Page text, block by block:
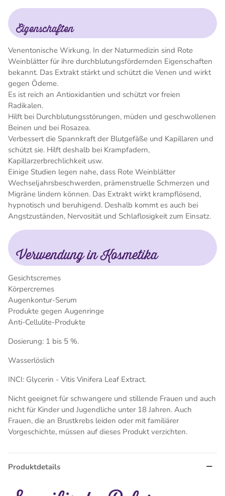
Eigenschaften
Venentonische Wirkung. In der Naturmedizin sind Rote
Weinblätter für ihre durchblutungsfördernden Eigenschaften
bekannt. Das Extrakt stärkt und schützt die Venen und wirkt
gegen Ödeme.
Es ist reich an Antioxidantien und schützt vor freien
Radikalen.
Hilft bei Durchblutungsstörungen, müden und geschwollenen
Beinen und bei Rosazea.
Verbessert die Spannkraft der Blutgefäße und Kapillaren und
schützt sie. Hilft deshalb bei Krampfadern,
Kapillarzerbrechlichkeit usw.
Einige Studien legen nahe, dass Rote Weinblätter
Wechseljahrsbeschwerden, prämenstruelle Schmerzen und
Migräne lindern können. Das Extrakt wirkt krampflösend,
hypnotisch und beruhigend. Deshalb kommt es auch bei
Angstzuständen, Nervosität und Schlaflosigkeit zum Einsatz.
Verwendung in Kosmetika
Gesichtscremes
Körpercremes
Augenkontur-Serum
Produkte gegen Augenringe
Anti-Cellulite-Produkte
Dosierung: 1 bis 5 %.
Wasserlöslich
INCI: Glycerin - Vitis Vinifera Leaf Extract.
Nicht geeignet für schwangere und stillende Frauen und auch
nicht für Kinder und Jugendliche unter 18 Jahren. Auch
Frauen, die an Brustkrebs leiden oder mit familiärer
Vorgeschichte, müssen auf dieses Produkt verzichten.
Produktdetails